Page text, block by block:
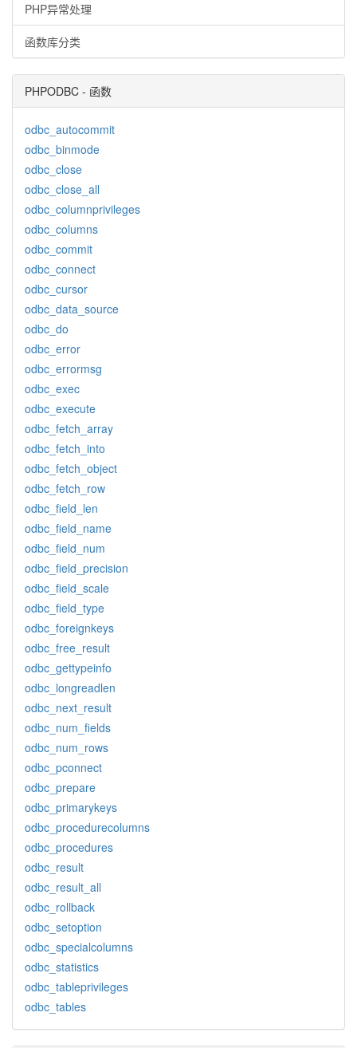
PHP异常处理
函数库分类
PHPODBC - 函数
odbc_autocommit
odbc_binmode
odbc_close
odbc_close_all
odbc_columnprivileges
odbc_columns
odbc_commit
odbc_connect
odbc_cursor
odbc_data_source
odbc_do
odbc_error
odbc_errormsg
odbc_exec
odbc_execute
odbc_fetch_array
odbc_fetch_into
odbc_fetch_object
odbc_fetch_row
odbc_field_len
odbc_field_name
odbc_field_num
odbc_field_precision
odbc_field_scale
odbc_field_type
odbc_foreignkeys
odbc_free_result
odbc_gettypeinfo
odbc_longreadlen
odbc_next_result
odbc_num_fields
odbc_num_rows
odbc_pconnect
odbc_prepare
odbc_primarykeys
odbc_procedurecolumns
odbc_procedures
odbc_result
odbc_result_all
odbc_rollback
odbc_setoption
odbc_specialcolumns
odbc_statistics
odbc_tableprivileges
odbc_tables